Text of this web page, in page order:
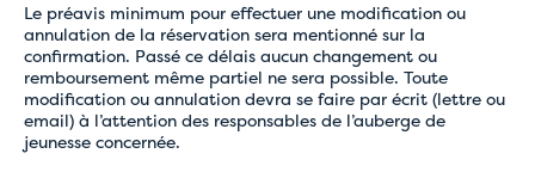
Le préavis minimum pour effectuer une modification ou
annulation de la réservation sera mentionné sur la
confirmation. Passé ce délais aucun changement ou
remboursement même partiel ne sera possible. Toute
modification ou annulation devra se faire par écrit (lettre ou
email) à l’attention des responsables de l’auberge de
jeunesse concernée.